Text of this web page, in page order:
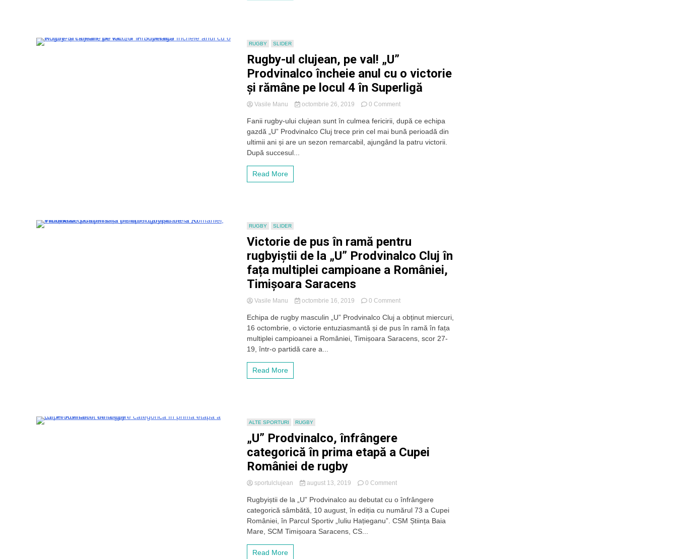
RUGBY SLIDER
Rugby-ul clujean, pe val! „U”
Prodvinalco încheie anul cu o victorie
și rămâne pe locul 4 în Superligă
Vasile Manu octombrie 26, 2019 0 Commenton
ul
clujean,
pe
pe
4
în
Superligă
Fanii rugby-ului clujean sunt în culmea fericirii, după ce echipa
gazdă „U” Prodvinalco Cluj trece prin cel mai bună perioadă din
ultimii ani și are un sezon remarcabil, ajungând la patru victorii.
După succesul...
Read More
RUGBY SLIDER
Victorie de pus în ramă pentru
rugbyiștii de la „U” Prodvinalco Cluj în
fața multiplei campioane a României,
Timișoara Saracens
Vasile Manu octombrie 16, 2019 0 Commenton
de
pus
în
a
Echipa de rugby masculin „U” Prodvinalco Cluj a obținut miercuri,
16 octombrie, o victorie entuziasmantă și de pus în ramă în fața
multiplei campioanei a României, Timișoara Saracens, scor 27-
19, într-o partidă care a...
Read More
ALTE SPORTURI RUGBY
„U” Prodvinalco, înfrângere
categorică în prima etapă a Cupei
României de rugby
sportulclujean august 13, 2019 0 Commenton
Prodvinalco,
înfrângere
categorică
Rugbyiștii de la „U” Prodvinalco au debutat cu o înfrângere
categorică sâmbătă, 10 august, în ediția cu numărul 73 a Cupei
României, în Parcul Sportiv „Iuliu Hațieganu”. CSM Știința Baia
Mare, SCM Timișoara Saracens, CS...
Read More